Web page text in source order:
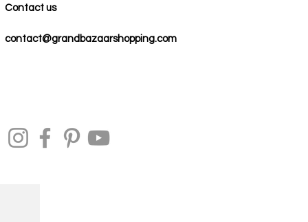
Contact us
contact@grandbazaarshopping.com